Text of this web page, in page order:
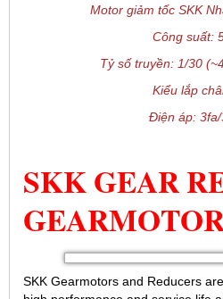
Motor giảm tốc SKK
Công suất:
Tỷ số truyền: 1/30
Kiểu lắp
Điện áp:
SKK GEAR
SKK Gearmotors and Reducers